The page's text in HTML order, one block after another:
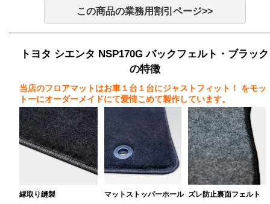
この商品の業務用割引ページ>>
トヨタ シエンタ NSP170G バックフェルト・ブラック
の特徴
当店のフロアマットはお車１台１台にジャストフィット！
をモッ
トーにオーダーメイドにて愛情こめて製作しています。
縁取り縫製 マットストッパーホール ズレ防止裏面フェルト